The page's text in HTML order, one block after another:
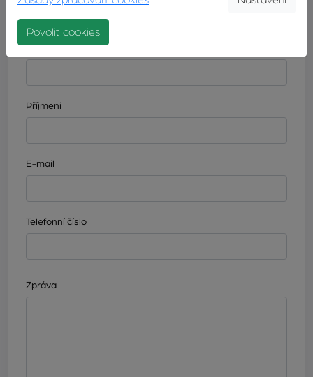
Máte zájem o tuto nemovitost? Napište nám a náš makléř
se vám co nejdříve ozve.
Jméno
Příjmení
E-mail
Telefonní číslo
Zpráva
Povolit cookies